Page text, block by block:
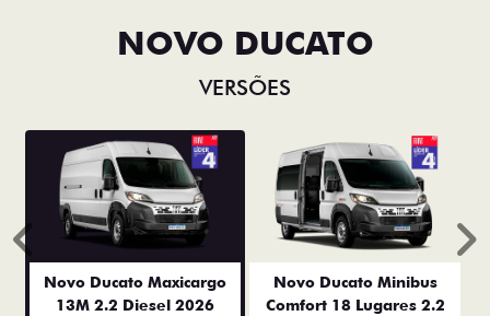
NOVO DUCATO
VERSÕES
Novo Ducato Maxicargo
13M 2.2 Diesel 2026
Novo Ducato Minibus
Comfort 18 Lugares 2.2
Anterior